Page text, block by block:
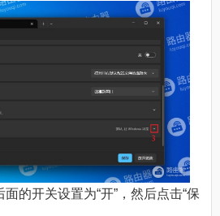
的开关设置为“开”，然后点击“保